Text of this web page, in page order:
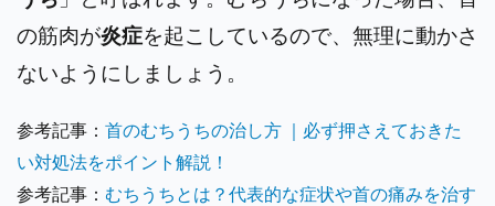
の筋肉が炎症を起こしているので、無理に動かさ
ないようにしましょう。
参考記事： 首のむちうちの治し方 ｜必ず押さえておきた
い対処法をポイント解説！
参考記事： むちうちとは？代表的な症状や首の痛みを治す